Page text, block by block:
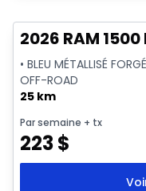
2026 RAM 1500
• BLEU MÉTALLISÉ
OFF-ROAD
25 km
Par semaine + tx
223$